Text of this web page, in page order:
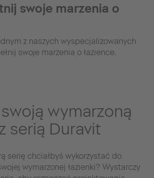
swoje marzenia o
z naszych wyspecjalizowanych
swoje marzenia o łazience.
wymarzoną
serią Duravit
serię chciałbyś wykorzystać do
wymarzonej łazienki? Wystarczy